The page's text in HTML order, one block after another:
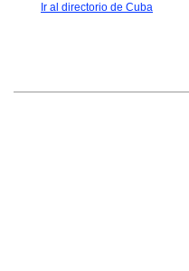
Ir al directorio de Cuba